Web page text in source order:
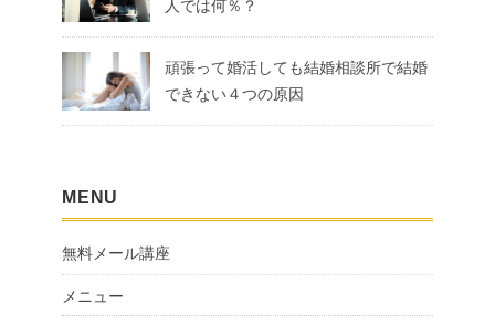
人では何％？
頑張って婚活しても結婚相談所で結婚
できない４つの原因
MENU
無料メール講座
メニュー